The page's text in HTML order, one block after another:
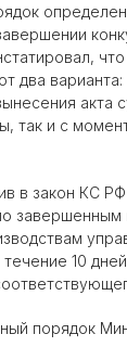
два
акта
так и с
в закон КС РФ
завершенным
10
порядок